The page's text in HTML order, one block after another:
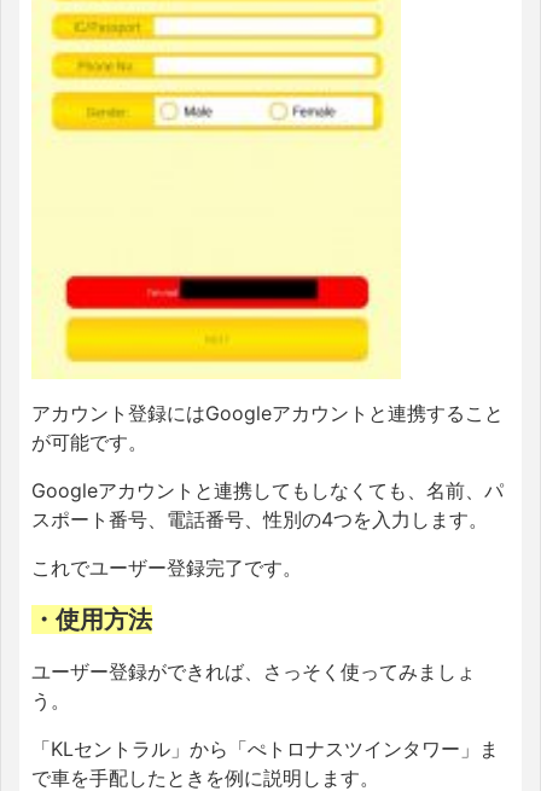
アカウント登録にはGoogleアカウントと連携すること
が可能です。
Googleアカウントと連携してもしなくても、名前、パ
スポート番号、電話番号、性別の4つを入力します。
これでユーザー登録完了です。
・使用方法
ユーザー登録ができれば、さっそく使ってみましょ
う。
「KLセントラル」から「ぺトロナスツインタワー」ま
で車を手配したときを例に説明します。